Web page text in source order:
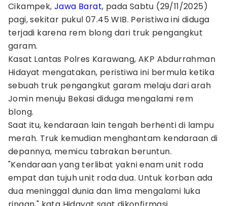
Cikampek,Jawa Barat, pada Sabtu (29/11/2025)
pagi, sekitar pukul 07.45 WIB. Peristiwa ini diduga
terjadi karena rem blong dari truk pengangkut
garam.
Kasat Lantas Polres Karawang, AKP Abdurrahman
Hidayat mengatakan, peristiwa ini bermula ketika
sebuah truk pengangkut garam melaju dari arah
Jomin menuju Bekasi diduga mengalami rem
blong.
Saat itu, kendaraan lain tengah berhenti di lampu
merah. Truk kemudian menghantam kendaraan di
depannya, memicu tabrakan beruntun.
"Kendaraan yang terlibat yakni enam unit roda
empat dan tujuh unit roda dua. Untuk korban ada
dua meninggal dunia dan lima mengalami luka